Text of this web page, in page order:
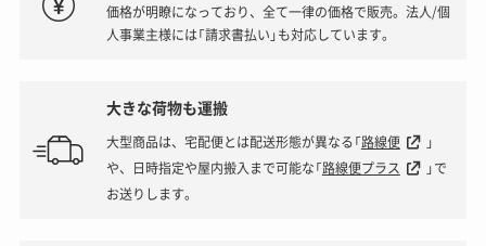
価格が明瞭になっており、全て一律の価格で販売。法人/個
人事業主様には「請求書払い」も対応しています。
大きな荷物も運搬
大型商品は、宅配便とは配送形態が異なる「路線便
」
や、日時指定や屋内搬入まで可能な「路線便プラス
」で
お送りします。